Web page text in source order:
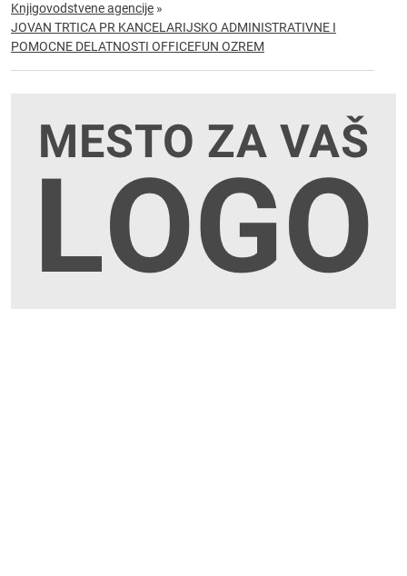
Knjigovodstvene agencije »
JOVAN TRTICA PR KANCELARIJSKO ADMINISTRATIVNE I
POMOCNE DELATNOSTI OFFICEFUN OZREM